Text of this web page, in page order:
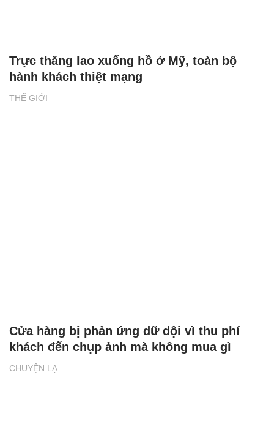
THẾ GIỚI
Trực thăng lao xuống hồ ở Mỹ, toàn bộ
hành khách thiệt mạng
CHUYỆN LẠ
Cửa hàng bị phản ứng dữ dội vì thu phí
khách đến chụp ảnh mà không mua gì